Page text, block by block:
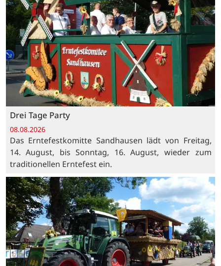
Drei Tage Party
08.08.2026
Das Erntefestkomitte Sandhausen lädt von Freitag,
14. August, bis Sonntag, 16. August, wieder zum
traditionellen Erntefest ein.